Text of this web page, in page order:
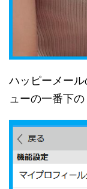
ハッピーメー
ューの一番下